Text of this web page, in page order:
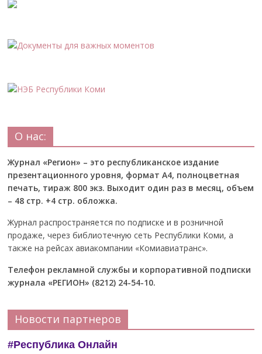
О нас:
Журнал «Регион» – это республиканское издание
презентационного уровня, формат А4, полноцветная
печать, тираж 800 экз. Выходит один раз в месяц, объем
– 48 стр. +4 стр. обложка.
Журнал распространяется по подписке и в розничной
продаже, через библиотечную сеть Республики Коми, а
также на рейсах авиакомпании «Комиавиатранс».
Телефон рекламной службы и корпоративной подписки
журнала «РЕГИОН» (8212) 24-54-10.
Новости партнеров